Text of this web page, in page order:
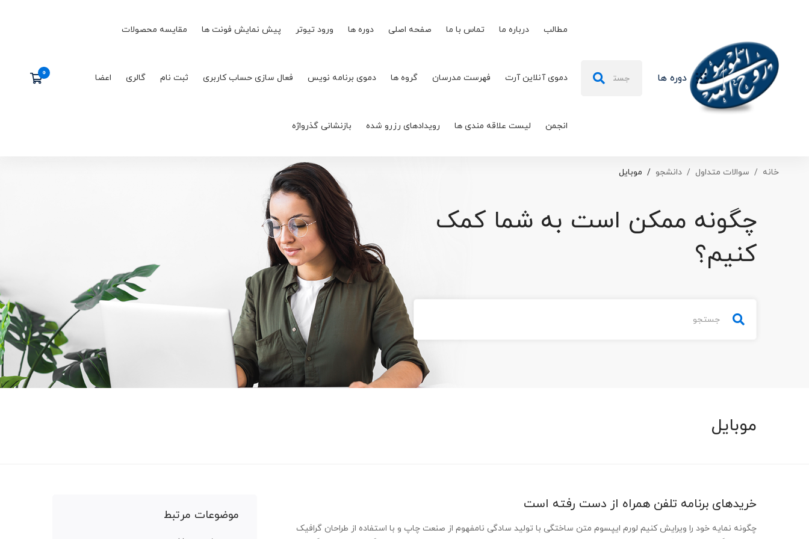
دوره ها
برای:
مطالب درباره ما تماس با ما صفحه اصلی دوره ها ورود تیوتر پیش نمایش فونت ها مقایسه محصولات
دموی آنلاین آرت فهرست مدرسان گروه ها دموی برنامه نویس فعال سازی حساب کاربری ثبت نام گالری اعضا
انجمن لیست علاقه مندی ها رویدادهای رزرو شده بازنشانی گذرواژه
خانه سوالات متداول دانشجو موبایل
چگونه ممکن است به شما کمک
کنیم؟
برای:
موبایل
خریدهای برنامه تلفن همراه از دست رفته است
چگونه نمایه خود را ویرایش کنیم لورم ایپسوم متن ساختگی با تولید سادگی نامفهوم از صنعت چاپ و با استفاده از طراحان گرافیک
موضوعات مرتبط